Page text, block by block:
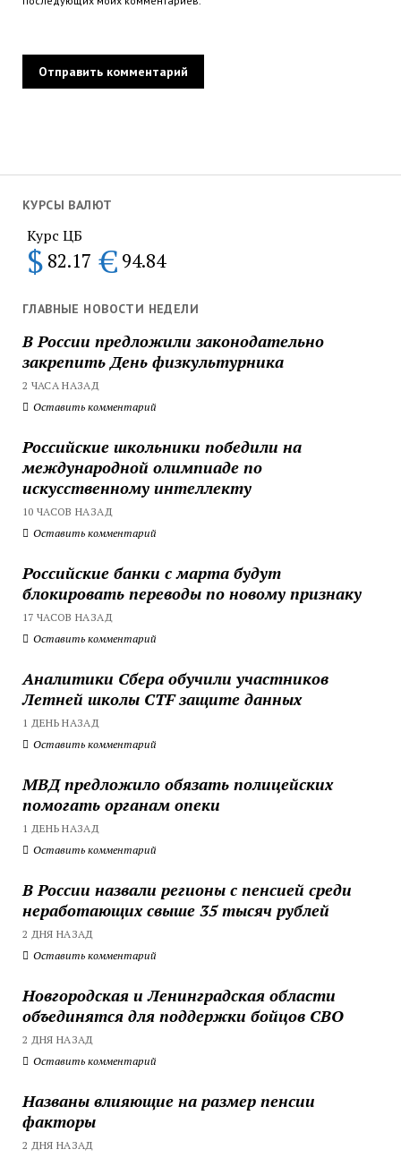
КУРСЫ ВАЛЮТ
Курс ЦБ
$ 82.17 € 94.84
ГЛАВНЫЕ НОВОСТИ НЕДЕЛИ
В России предложили законодательно
закрепить День физкультурника
2 ЧАСА НАЗАД
Оставить комментарий
Российские школьники победили на
международной олимпиаде по
искусственному интеллекту
10 ЧАСОВ НАЗАД
Оставить комментарий
Российские банки с марта будут
блокировать переводы по новому признаку
17 ЧАСОВ НАЗАД
Оставить комментарий
Аналитики Сбера обучили участников
Летней школы CTF защите данных
1 ДЕНЬ НАЗАД
Оставить комментарий
МВД предложило обязать полицейских
помогать органам опеки
1 ДЕНЬ НАЗАД
Оставить комментарий
В России назвали регионы с пенсией среди
неработающих свыше 35 тысяч рублей
2 ДНЯ НАЗАД
Оставить комментарий
Новгородская и Ленинградская области
объединятся для поддержки бойцов СВО
2 ДНЯ НАЗАД
Оставить комментарий
Названы влияющие на размер пенсии
факторы
2 ДНЯ НАЗАД